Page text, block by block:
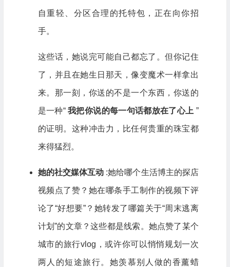
自重轻、分区合理的托特包，正在向你招
手。
这些话，她说完可能自己都忘了。但你记住
了，并且在她生日那天，像变魔术一样拿出
来。那一刻，你送的不是一个东西，你送的
是一种“我把你说的每一句话都放在了心上 ”
的证明。这种冲击力，比任何贵重的珠宝都
来得猛烈。
她的社交媒体互动 :她给哪个生活博主的探店
视频点了赞？她在哪条手工制作的视频下评
论了“好想要”？她转发了哪篇关于“周末逃离
计划”的文章？这些都是线索。她点赞了某个
城市的旅行vlog，或许你可以悄悄规划一次
两人的短途旅行。她羡慕别人做的香薰蜡